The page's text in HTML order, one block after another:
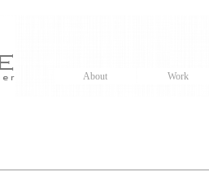
About Work